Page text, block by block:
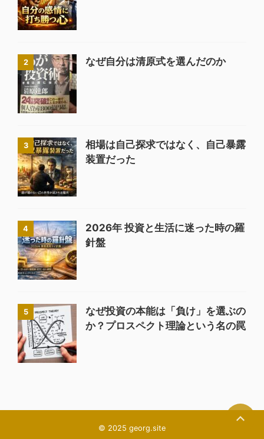
2 なぜ自分は清原式を選んだのか
3
相場は自己探求ではなく、自己暴露
装置だった
4
2026年 投資と生活に迷った時の羅
針盤
5
なぜ投資の本能は「負け」を選ぶの
か？プロスペクト理論という名の罠
© 2025 georg.site